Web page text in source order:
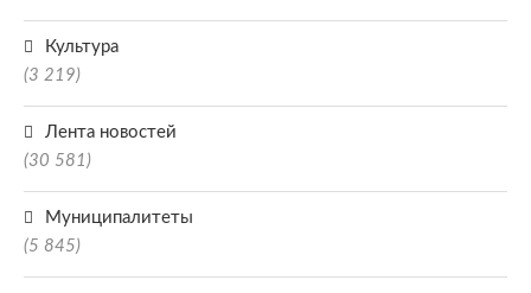
Культура
(3 219)
Лента новостей
(30 581)
Муниципалитеты
(5 845)